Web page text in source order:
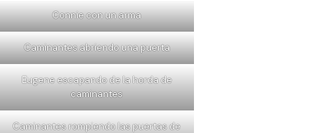
Connie con un arma
Caminantes abriendo una puerta
Eugene escapando de la horda de
caminantes
Caminantes rompiendo las puertas de